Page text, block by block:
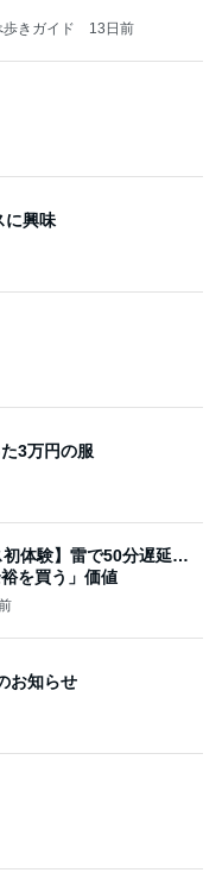
きガイド 13日前
に興味
3万円の服
初体験】雷で50分遅延…
を買う」価値
お知らせ